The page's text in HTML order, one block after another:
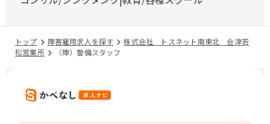
トップ 障害雇用求人を探す
株式会社 トスネット南東北 会津若
松営業所
（障）警備スタッフ